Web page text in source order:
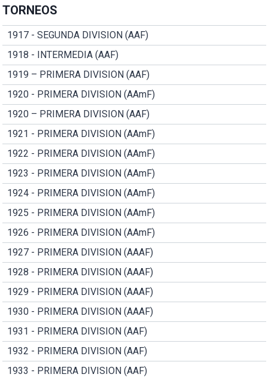
TORNEOS
1917 - SEGUNDA DIVISION (AAF)
1918 - INTERMEDIA (AAF)
1919 – PRIMERA DIVISION (AAF)
1920 - PRIMERA DIVISION (AAmF)
1920 – PRIMERA DIVISION (AAF)
1921 - PRIMERA DIVISION (AAmF)
1922 - PRIMERA DIVISION (AAmF)
1923 - PRIMERA DIVISION (AAmF)
1924 - PRIMERA DIVISION (AAmF)
1925 - PRIMERA DIVISION (AAmF)
1926 - PRIMERA DIVISION (AAmF)
1927 - PRIMERA DIVISION (AAAF)
1928 - PRIMERA DIVISION (AAAF)
1929 - PRIMERA DIVISION (AAAF)
1930 - PRIMERA DIVISION (AAAF)
1931 - PRIMERA DIVISION (AAF)
1932 - PRIMERA DIVISION (AAF)
1933 - PRIMERA DIVISION (AAF)